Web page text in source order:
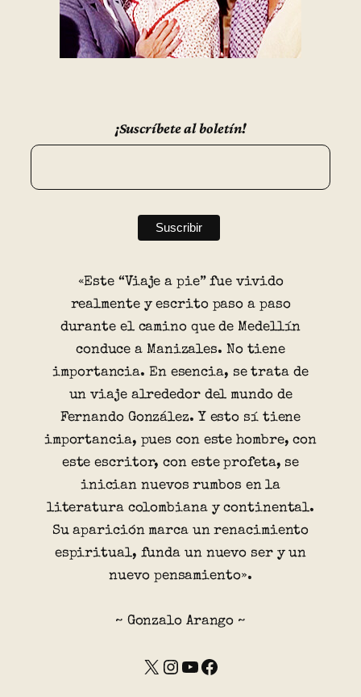
¡Suscríbete al boletín!
«Este “Viaje a pie” fue vivido
realmente y escrito paso a paso
durante el camino que de Medellín
conduce a Manizales. No tiene
importancia. En esencia, se trata de
un viaje alrededor del mundo de
Fernando González. Y esto sí tiene
importancia, pues con este hombre, con
este escritor, con este profeta, se
inician nuevos rumbos en la
literatura colombiana y continental.
Su aparición marca un renacimiento
espiritual, funda un nuevo ser y un
nuevo pensamiento».
~ Gonzalo Arango ~
X Instagram YouTube Facebook